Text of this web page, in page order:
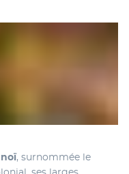
, surnommée le